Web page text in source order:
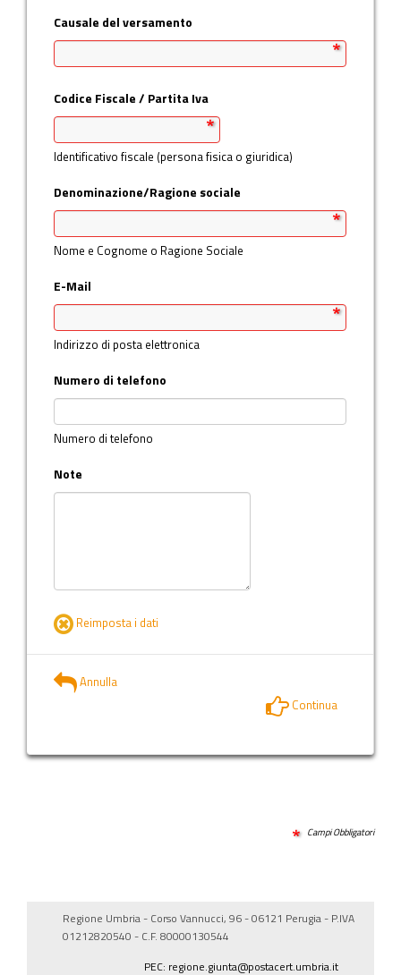
Causale del versamento
Codice Fiscale / Partita Iva
Identificativo fiscale (persona fisica o giuridica)
Denominazione/Ragione sociale
Nome e Cognome o Ragione Sociale
E-Mail
Indirizzo di posta elettronica
Numero di telefono
Numero di telefono
Note
Reimposta i dati
Annulla
Continua
Campi Obbligatori
Regione Umbria - Corso Vannucci, 96 - 06121 Perugia - P.IVA
01212820540 - C.F. 80000130544
PEC: regione.giunta@postacert.umbria.it